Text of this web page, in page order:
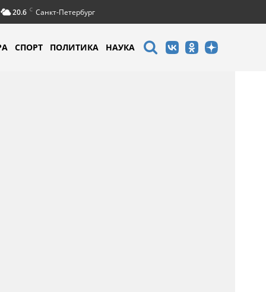
20.6 C Санкт-Петербург
СПОРТ ПОЛИТИКА НАУКА